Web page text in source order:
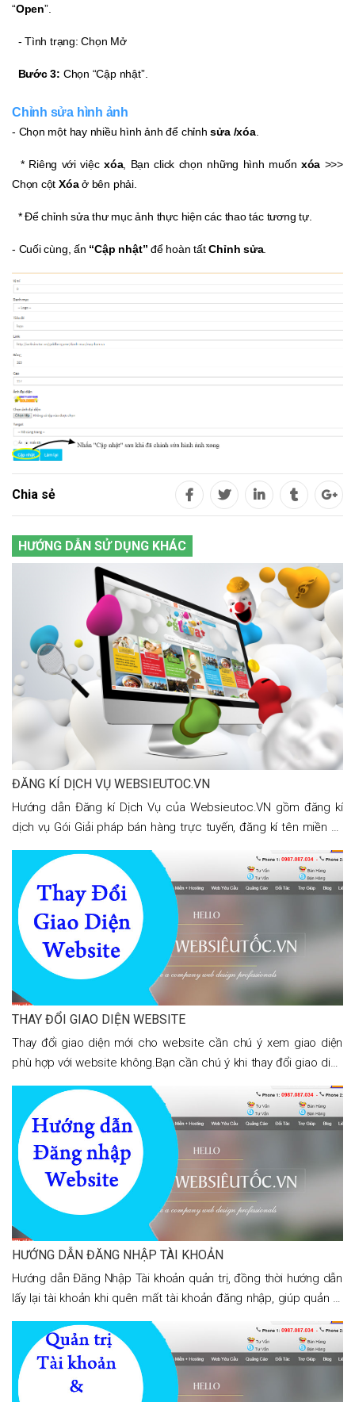
“Open”.
- Tình trạng: Chọn Mở
Bước 3: Chọn “Cập nhật”.
Chỉnh sửa hình ảnh
- Chọn một hay nhiều hình ảnh để chỉnhsửa /xóa.
* Riêng với việc xóa, Bạn click chọn những hình muốn xóa >>>
Chọn cột Xóaở bên phải.
* Để chỉnh sửa thư mục ảnh thực hiện các thao tác tương tự.
- Cuối cùng, ấn “Cập nhật” để hoàn tấtChỉnh sửa.
Chia sẻ
HƯỚNG DẪN SỬ DỤNG KHÁC
ĐĂNG KÍ DỊCH VỤ WEBSIEUTOC.VN
Hướng dẫn Đăng kí Dịch Vụ của Websieutoc.VN gồm đăng kí
dịch vụ Gói Giải pháp bán hàng trực tuyến, đăng kí tên miền và
đăng kí dịch vụ gói thiết kế web đồ họa.
THAY ĐỔI GIAO DIỆN WEBSITE
Thay đổi giao diện mới cho website cần chú ý xem giao diện
phù hợp với website không.Bạn cần chú ý khi thay đổi giao diện
mới cho website thì không thể thay đổi lĩnh vực website của
bạn. Module của
HƯỚNG DẪN ĐĂNG NHẬP TÀI KHOẢN
Hướng dẫn Đăng Nhập Tài khoản quản trị, đồng thời hướng dẫn
lấy lại tài khoản khi quên mất tài khoản đăng nhập, giúp quản trị
đăng nhập tài khoản theo mật khẩu.